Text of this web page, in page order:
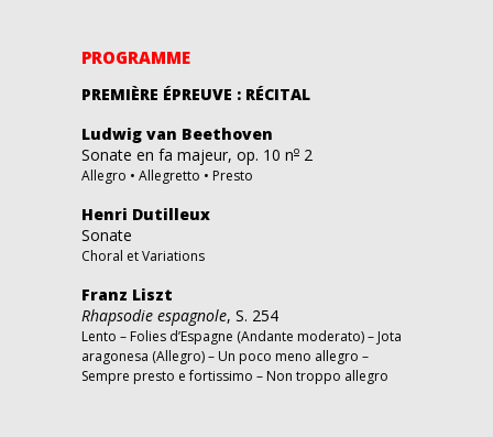
PROGRAMME
PREMIÈRE ÉPREUVE : RÉCITAL
Ludwig van Beethoven
Sonate en fa majeur, op. 10 no 2
Allegro • Allegretto • Presto
Henri Dutilleux
Sonate
Choral et Variations
Franz Liszt
Rhapsodie espagnole, S. 254
Lento – Folies d’Espagne (Andante moderato) – Jota
aragonesa (Allegro) – Un poco meno allegro –
Sempre presto e fortissimo – Non troppo allegro